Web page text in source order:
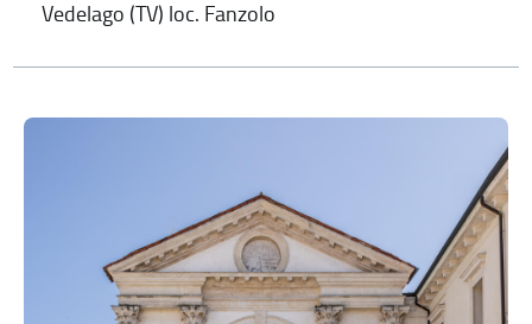
Vedelago (TV) loc. Fanzolo